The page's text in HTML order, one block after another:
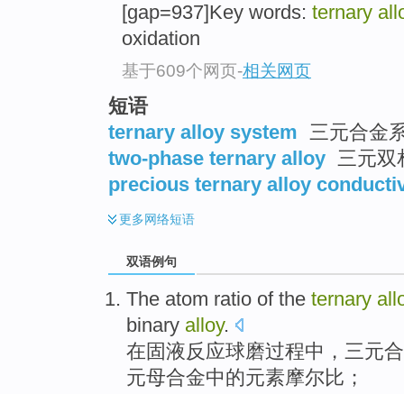
[gap=937]Key words: ternary
oxidation
基于609个网页-相关网页
短语
ternary alloy system
三元合金
two-phase ternary alloy 三元双
precious ternary alloy
更多网络短语
双语例句
The atom ratio of the ternary
binary alloy.
在 固液反应球磨过程中，三元
元母合金中的元素摩尔比；